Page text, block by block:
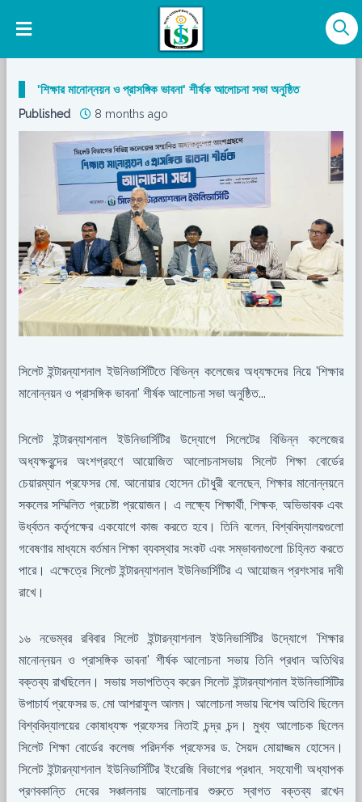
'শিক্ষার মানোন্নয়ন ও প্রাসঙ্গিক ভাবনা' শীর্ষক আলোচনা সভা অনুষ্ঠিত
Published 8 months ago
সিলেট ইন্টারন্যাশনাল ইউনিভার্সিটিতে বিভিন্ন কলেজের অধ্যক্ষদের নিয়ে 'শিক্ষার
মানোন্নয়ন ও প্রাসঙ্গিক ভাবনা' শীর্ষক আলোচনা সভা অনুষ্ঠিত...
সিলেট ইন্টারন্যাশনাল ইউনিভার্সিটির উদ্যোগে সিলেটের বিভিন্ন কলেজের
অধ্যক্ষবৃন্দের অংশগ্রহণে আয়োজিত আলোচনাসভায় সিলেট শিক্ষা বোর্ডের
চেয়ারম্যান প্রফেসর মো. আনোয়ার হোসেন চৌধুরী বলেছেন, শিক্ষার মানোন্নয়নে
সকলের সম্মিলিত প্রচেষ্টা প্রয়োজন। এ লক্ষ্যে শিক্ষার্থী, শিক্ষক, অভিভাবক এবং
উর্ধ্বতন কর্তৃপক্ষের একযোগে কাজ করতে হবে। তিনি বলেন, বিশ্ববিদ্যালয়গুলো
গবেষণার মাধ্যমে বর্তমান শিক্ষা ব্যবস্থার সংকট এবং সম্ভাবনাগুলো চিহ্নিত করতে
পারে। এক্ষেত্রে সিলেট ইন্টারন্যাশনাল ইউনিভার্সিটির এ আয়োজন প্রশংসার দাবী
রাখে।
১৬ নভেম্বর রবিবার সিলেট ইন্টারন্যাশনাল ইউনিভার্সিটির উদ্যোগে 'শিক্ষার
মানোন্নয়ন ও প্রাসঙ্গিক ভাবনা' শীর্ষক আলোচনা সভায় তিনি প্রধান অতিথির
বক্তব্য রাখছিলেন। সভায় সভাপতিত্ব করেন সিলেট ইন্টারন্যাশনাল ইউনিভার্সিটির
উপাচার্য প্রফেসর ড. মো আশরাফুল আলম। আলোচনা সভায় বিশেষ অতিথি ছিলেন
বিশ্ববিদ্যালয়ের কোষাধ্যক্ষ প্রফেসর নিতাই চন্দ্র চন্দ। মুখ্য আলোচক ছিলেন
সিলেট শিক্ষা বোর্ডের কলেজ পরিদর্শক প্রফেসর ড. সৈয়দ মোয়াজ্জম হোসেন।
সিলেট ইন্টারন্যাশনাল ইউনিভার্সিটির ইংরেজি বিভাগের প্রধান, সহযোগী অধ্যাপক
প্রণবকান্তি দেবের সঞ্চালনায় আলোচনার শুরুতে স্বাগত বক্তব্য রাখেন